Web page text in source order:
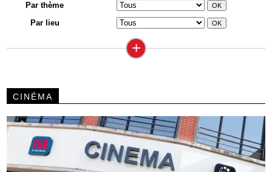
Par thème
Par lieu
+
CINÉMA